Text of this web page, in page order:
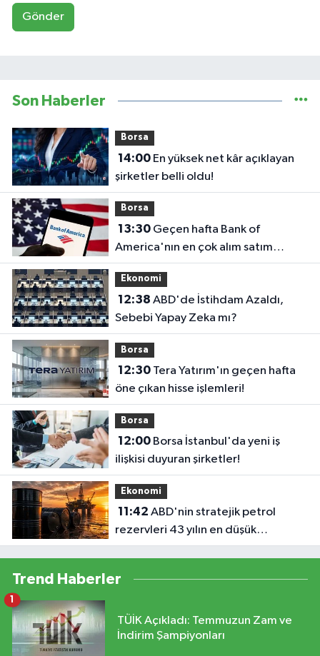
Gönder
Son Haberler
Borsa
14:00En yüksek net kâr açıklayan
şirketler belli oldu!
Borsa
13:30Geçen hafta Bank of
America'nın en çok alım satım
yaptığı hisseler
Ekonomi
12:38
Sebebi Yapay Zeka mı?
Borsa
12:30Tera Yatırım'ın geçen hafta
öne çıkan hisse işlemleri!
Borsa
12:00Borsa İstanbul'da yeni iş
ilişkisi duyuran şirketler!
Ekonomi
11:42
rezervleri 43 yılın en düşük
seviyesinde
Trend Haberler
TÜİK Açıkladı: Temmuzun Zam ve
İndirim Şampiyonları
1